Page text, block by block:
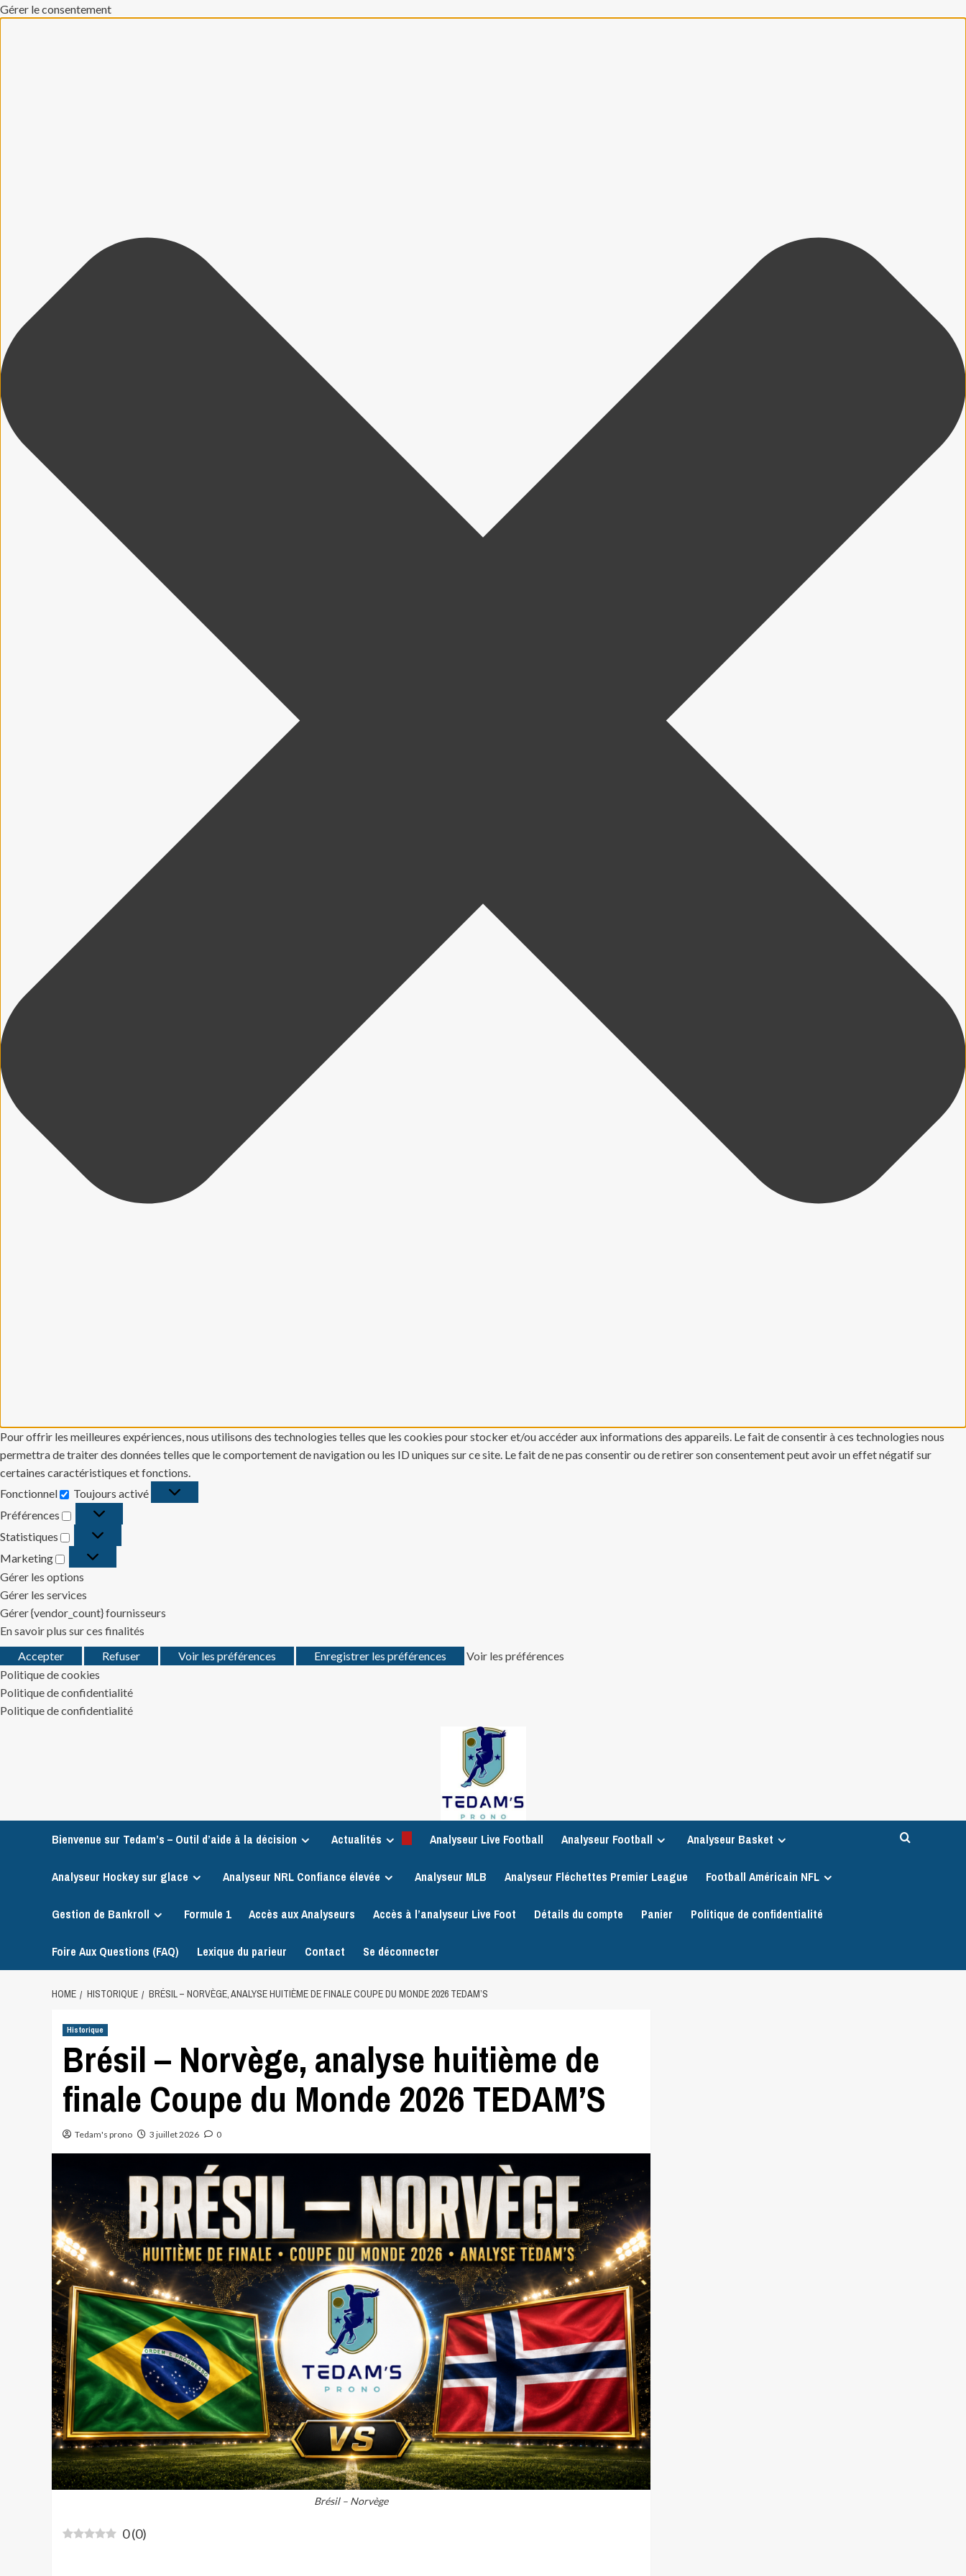
Gérer le consentement
Pour offrir les meilleures expériences, nous utilisons des technologies telles que les cookies pour stocker et/ou accéder aux informations des appareils. Le fait de consentir à ces technologies nous
permettra de traiter des données telles que le comportement de navigation ou les ID uniques sur ce site. Le fait de ne pas consentir ou de retirer son consentement peut avoir un effet négatif sur
certaines caractéristiques et fonctions.
Fonctionnel
Fonctionnel
Toujours activé
Préférences
Préférences
Statistiques
Statistiques
Marketing
Marketing
Gérer les options
Gérer les services
Gérer {vendor_count} fournisseurs
En savoir plus sur ces finalités
Accepter
Refuser Voir les préférences Enregistrer les préférences
Voir les préférences
Politique de cookies
Politique de confidentialité
Politique de confidentialité
Bienvenue sur Tedam’s – Outil d’aide à la décision Actualités Analyseur Live Football Analyseur Football Analyseur Basket
Analyseur Hockey sur glace Analyseur NRL Confiance élevée Analyseur MLB Analyseur Fléchettes Premier League Football Américain NFL
Gestion de Bankroll Formule 1 Accès aux Analyseurs Accès à l’analyseur Live Foot Détails du compte Panier Politique de confidentialité
Foire Aux Questions (FAQ) Lexique du parieur Contact Se déconnecter
HOME HISTORIQUE BRÉSIL – NORVÈGE, ANALYSE HUITIÈME DE FINALE COUPE DU MONDE 2026 TEDAM’S
Historique
Brésil – Norvège, analyse huitième de
finale Coupe du Monde 2026 TEDAM’S
Tedam's prono 3 juillet 2026 0
Brésil – Norvège
0(0)